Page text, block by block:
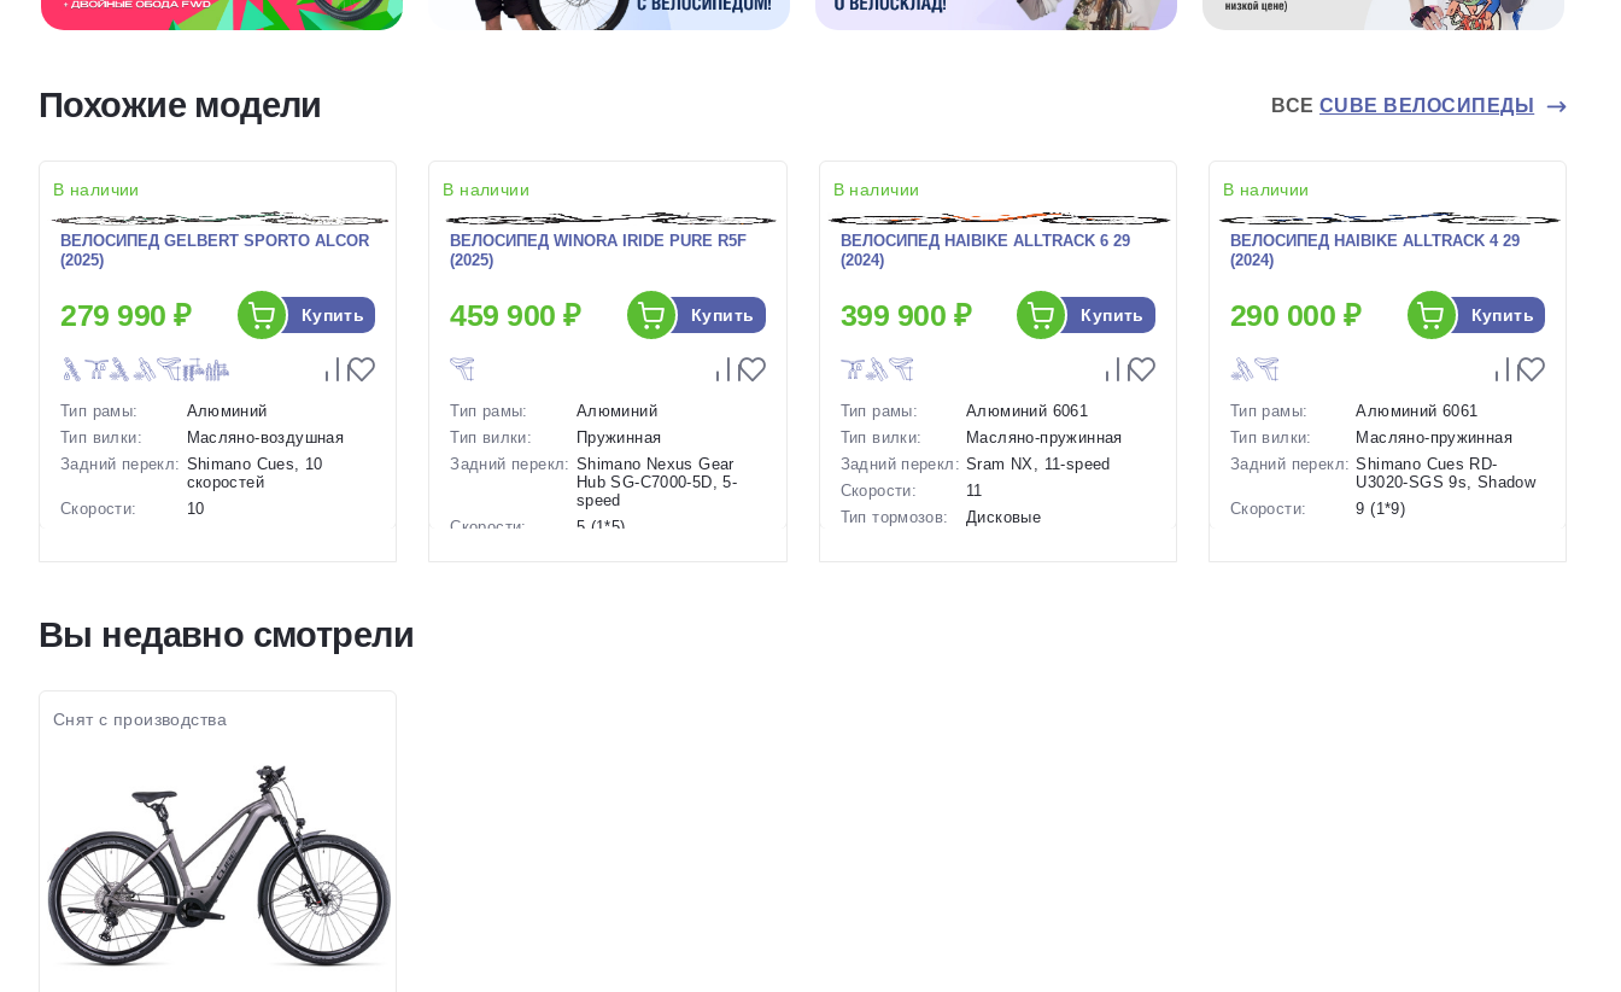
Похожие модели ВСЕCUBE ВЕЛОСИПЕДЫ
В наличии
ВЕЛОСИПЕД GELBERT SPORTO ALCOR
(2025)
279 990 ₽ Купить
Тип рамы:
Алюминий
Тип вилки:
Масляно-воздушная
Задний перекл: Shimano Cues, 10
скоростей
Скорости:
10
колес:
Цвет-размер в
Зеленый, Серый
В наличии
ВЕЛОСИПЕД WINORA IRIDE PURE R5F
(2025)
459 900 ₽ Купить
Тип рамы:
Алюминий
Тип вилки:
Пружинная
Задний перекл: Shimano Nexus Gear
Hub SG-C7000-5D, 5-
speed
Скорости:
5 (1*5)
В наличии
ВЕЛОСИПЕД HAIBIKE ALLTRACK 6 29
(2024)
399 900 ₽ Купить
Тип рамы:
Алюминий 6061
Тип вилки:
Масляно-пружинная
Задний перекл: Sram NX, 11-speed
Скорости:
11
Тип тормозов:
Дисковые
В наличии
ВЕЛОСИПЕД HAIBIKE ALLTRACK 4 29
(2024)
290 000 ₽ Купить
Тип рамы:
Алюминий 6061
Тип вилки:
Масляно-пружинная
Задний перекл: Shimano Cues RD-
U3020-SGS 9s, Shadow
Скорости:
9 (1*9)
Вы недавно смотрели
Снят с производства